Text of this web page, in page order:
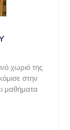
χωριό της
στην
μαθήματα